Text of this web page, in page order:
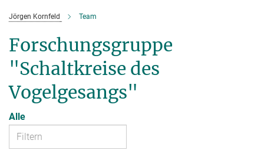
Jörgen Kornfeld Team
Forschungsgruppe
"Schaltkreise des
Vogelgesangs"
Alle